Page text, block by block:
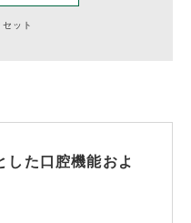
ット
した口腔機能およ